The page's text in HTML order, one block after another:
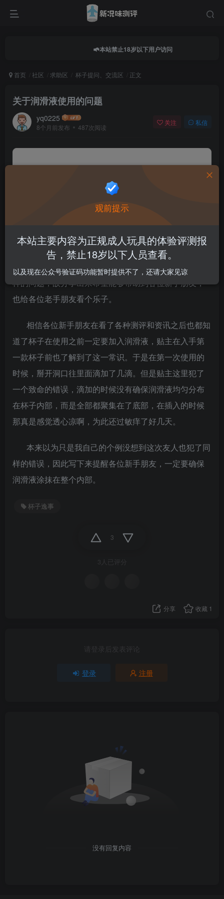
本站禁止18岁以下用户访问
首页 社区 求助区 杯子提问、交流区 正文
关于润滑液使用的问题
yq0225
8个月前发布 487次阅读
关注 私信
★★★★
起因是这几天贴主的一位新手朋友在使用杯子的时候
遇到的问题，贴主想到自己刚开始用的时候也遇到了这
样的问题，故分享出来希望能够帮助到各位新手朋友，
也给各位老手朋友看个乐子。
相信各位新手朋友在看了各种测评和资讯之后也都知
道了杯子在使用之前一定要加入润滑液，贴主在入手第
一款杯子前也了解到了这一常识。于是在第一次使用的
时候，掰开洞口往里面滴加了几滴。但是贴主这里犯了
一个致命的错误，滴加的时候没有确保润滑液均匀分布
在杯子内部，而是全部都聚集在了底部，在插入的时候
那真是感觉透心凉啊，为此还过敏痒了好几天。
本来以为只是我自己的个例没想到这次友人也犯了同
样的错误，因此写下来提醒各位新手朋友，一定要确保
润滑液涂抹在整个内部。
杯子逸事
3
3人已评分
分享 收藏 1
请登录后发表评论
登录 注册
没有回复内容
观前提示
本站主要内容为正规成人玩具的体验评测报
告，禁止18岁以下人员查看。
以及现在公众号验证码功能暂时提供不了，还请大家见谅